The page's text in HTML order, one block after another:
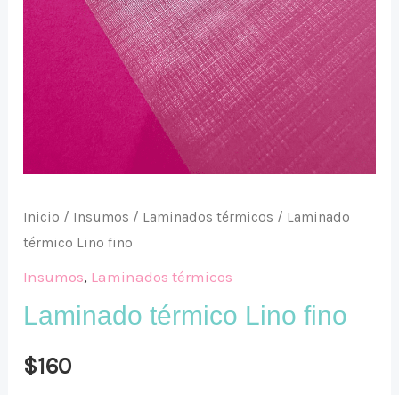
Inicio / Insumos / Laminados térmicos / Laminado
térmico Lino fino
Insumos, Laminados térmicos
Laminado térmico Lino fino
$160